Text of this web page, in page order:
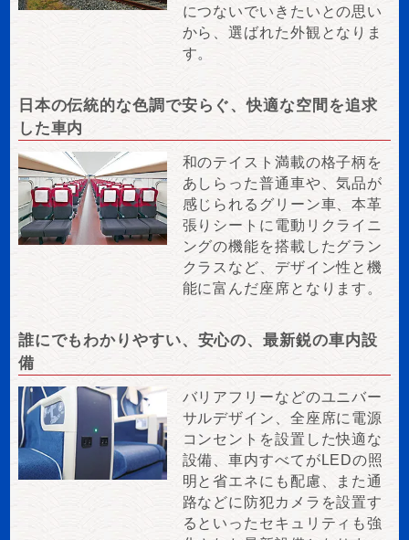
につないでいきたいとの思い
から、選ばれた外観となりま
す。
日本の伝統的な色調で安らぐ、快適な空間を追求
した車内
和のテイスト満載の格子柄を
あしらった普通車や、気品が
感じられるグリーン車、本革
張りシートに電動リクライニ
ングの機能を搭載したグラン
クラスなど、デザイン性と機
能に富んだ座席となります。
誰にでもわかりやすい、安心の、最新鋭の車内設
備
バリアフリーなどのユニバー
サルデザイン、全座席に電源
コンセントを設置した快適な
設備、車内すべてがLEDの照
明と省エネにも配慮、また通
路などに防犯カメラを設置す
るといったセキュリティも強